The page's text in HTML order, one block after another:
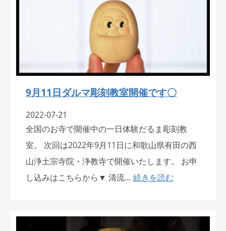
9月11日ダルマ彫刻教室開催です〇
2022-07-21
全国のお寺で開催中の一日体験だるま彫刻教
室。 次回は2022年9月11日に和歌山県有田の西
山浄土宗寺院・浄教寺で開催いたします。 お申
し込みはこちらから▼ 清流…続きを読む